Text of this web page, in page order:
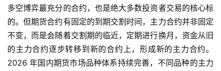
多空博弈最充分的合约，也是绝大多数投资者交易的核心标
的。但期货合约有固定的到期交割时间，主力合约并非固定
不变，而是会随着交割期的临近，定期进行换月，资金从旧
的主力合约逐步转移到新的合约上，形成新的主力合约。
2026 年国内期货市场品种体系持续完善，不同品种的主力